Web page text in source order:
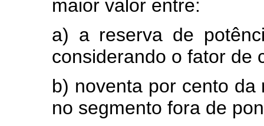
maior valor entre:
a) a reserva de
considerando o fator de
b) noventa por cento
no segmento fora de